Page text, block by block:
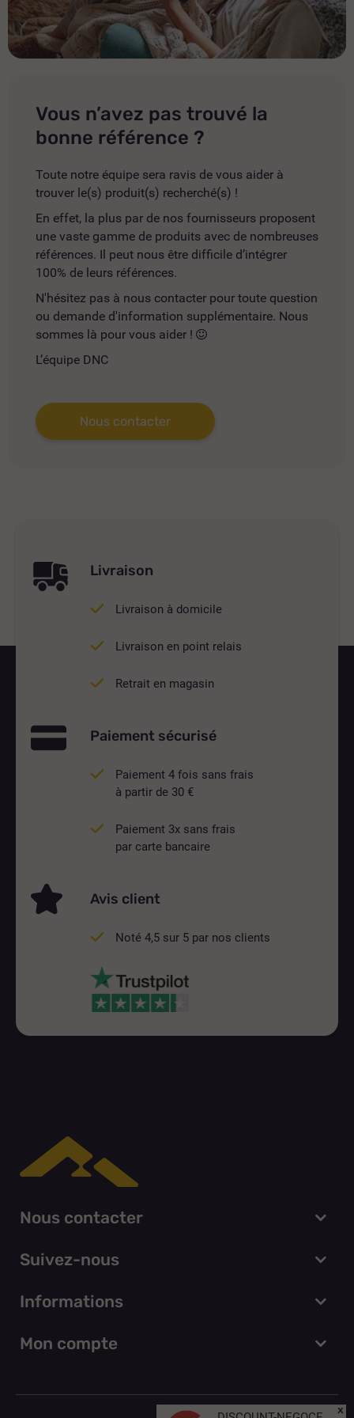
Vous n’avez pas trouvé la
bonne référence ?
Toute notre équipe sera ravis de vous aider à
trouver le(s) produit(s) recherché(s) !
En effet, la plus par de nos fournisseurs proposent
une vaste gamme de produits avec de nombreuses
références. Il peut nous être difficile d’intégrer
100% de leurs références.
N'hésitez pas à nous contacter pour toute question
ou demande d'information supplémentaire. Nous
sommes là pour vous aider !
L’équipe DNC
Nous contacter
Livraison
Livraison à domicile
Livraison en point relais
Retrait en magasin
Paiement sécurisé
Paiement 4 fois sans frais
à partir de 30 €
Paiement 3x sans frais
par carte bancaire
Avis client
Noté 4,5 sur 5 par nos clients
Nous contacter
Suivez-nous
Informations
Mon compte
x